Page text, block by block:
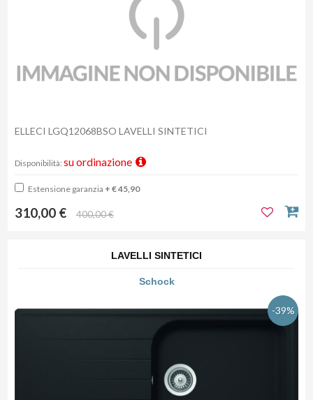
ELLECI LGQ12068BSO LAVELLI SINTETICI
Disponibilità: su ordinazione
Estensione garanzia + € 45,90
310,00 € 400,00 €
LAVELLI SINTETICI
Schock
-39%